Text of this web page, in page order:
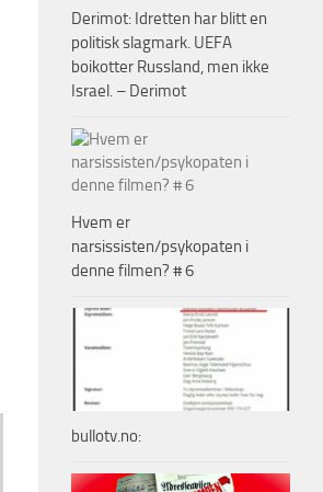
Derimot: Idretten har blitt en
politisk slagmark. UEFA
boikotter Russland, men ikke
Israel. – Derimot
Hvem er
narsissisten/psykopaten i
denne filmen? # 6
bullotv.no: